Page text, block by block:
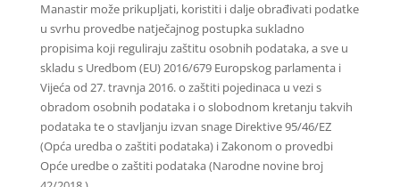
Manastir može prikupljati, koristiti i dalje obrađivati podatke
u svrhu provedbe natječajnog postupka sukladno
propisima koji reguliraju zaštitu osobnih podataka, a sve u
skladu s Uredbom (EU) 2016/679 Europskog parlamenta i
Vijeća od 27. travnja 2016. o zaštiti pojedinaca u vezi s
obradom osobnih podataka i o slobodnom kretanju takvih
podataka te o stavljanju izvan snage Direktive 95/46/EZ
(Opća uredba o zaštiti podataka) i Zakonom o provedbi
Opće uredbe o zaštiti podataka (Narodne novine broj